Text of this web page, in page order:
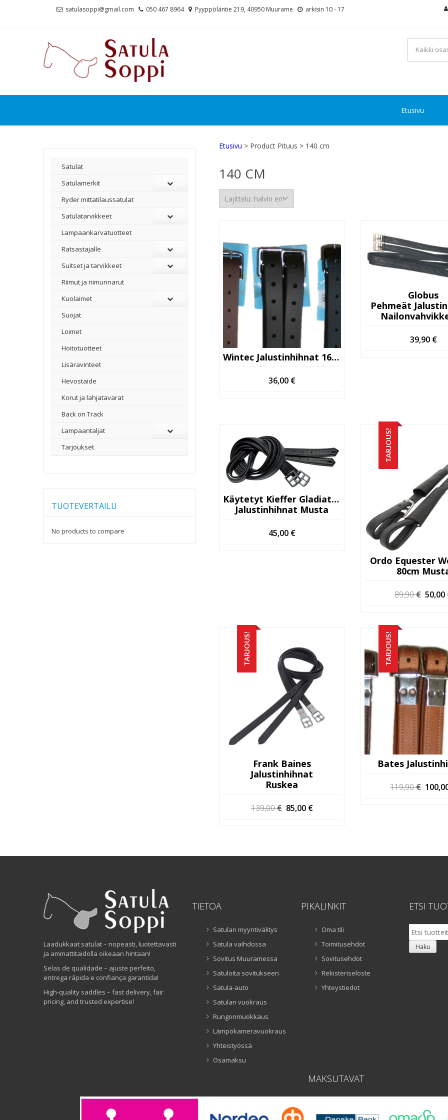
satulasoppi@gmail.com 050 467 8964 Pyyppöläntie 219, 40950 Muurame arkisin 10 - 17
Etusivu
Etusivu > Product Pituus > 140 cm
140 CM
Wintec Jalustinhihnat 160cm
36,00 €
Globus
Pehmeät
39,90 €
Käytetyt Kieffer Gladiator
Jalustinhihnat Musta
45,00 €
TARJOUS!
Ordo Equester
80cm
89,90€ 50,00
TARJOUS!
Frank Baines
Jalustinhihnat
Ruskea
139,00€ Alkuperäinen
85,00 €
TARJOUS!
Bates
119,90€
Satulat
Satulamerkit
Ryder mittatilaussatulat
Satulatarvikkeet
–
Lampaankarvatuotteet
Ratsastajalle
Suitset ja tarvikkeet
Riimut ja riimunnarut
Kuolaimet
Suojat
Loimet
Hoitotuotteet
Lisäravinteet
Hevostaide
Korut ja lahjatavarat
Back on Track
Lampaantaljat
Tarjoukset
TUOTEVERTAILU
No products to compare
Laadukkaat satulat – nopeasti, luotettavasti
ja ammattitaidolla oikeaan hintaan!
Selas de qualidade – ajuste perfeito,
entrega rápida e confiança garantida!
High-quality saddles – fast delivery, fair
pricing, and trusted expertise!
TIETOA
Satulan myyntivälitys
Satula vaihdossa
Sovitus Muuramessa
Satuloita sovitukseen
Satula-auto
Satulan vuokraus
Rungonmuokkaus
Lämpökameravuokraus
Yhteistyössä
Osamaksu
PIKALINKIT
Oma tili
Toimitusehdot
Sovitusehdot
Rekisteriseloste
Yhteystiedot
ETSI
Etsi:
Haku
MAKSUTAVAT